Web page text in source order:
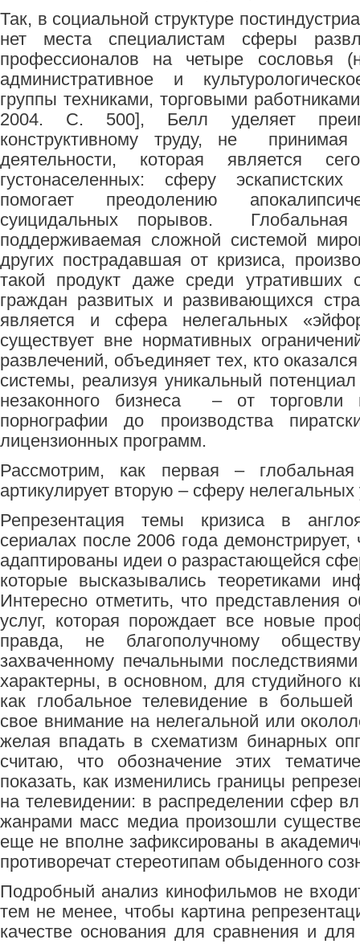
Так, в социальной структуре
нет места специалистам сферы
профессионалов на четыре сословья
административное и
группы техниками, торговыми
2004. С. 500], Белл уделяет
конструктивному труду, не
деятельности, которая является
густонаселенных: сферу
помогает преодолению
суицидальных порывов. Глобальная
поддерживаемая сложной системой
других пострадавшая от кризиса,
такой продукт даже среди утративших
граждан развитых и развивающихся
является и сфера нелегальных
существует вне нормативных
развлечений, объединяет тех, кто
системы, реализуя уникальный
незаконного бизнеса – от торговли
порнографии до производства
лицензионных программ.
Рассмотрим, как первая – глобальная
артикулирует вторую – сферу нелегальных
Репрезентация темы кризиса в
сериалах после 2006 года демонстрирует,
адаптированы идеи о разрастающейся
которые высказывались теоретиками
Интересно отметить, что
услуг, которая порождает все новые
правда, не благополучному
захваченному печальными
характерны, в основном, для студийного
как глобальное телевидение в большей
свое внимание на нелегальной или
желая впадать в схематизм бинарных
считаю, что обозначение этих
показать, как изменились границы
на телевидении: в распределении сфер
жанрами масс медиа произошли
еще не вполне зафиксированы в
противоречат стереотипам обыденного
Подробный анализ кинофильмов не
тем не менее, чтобы картина
качестве основания для сравнения и